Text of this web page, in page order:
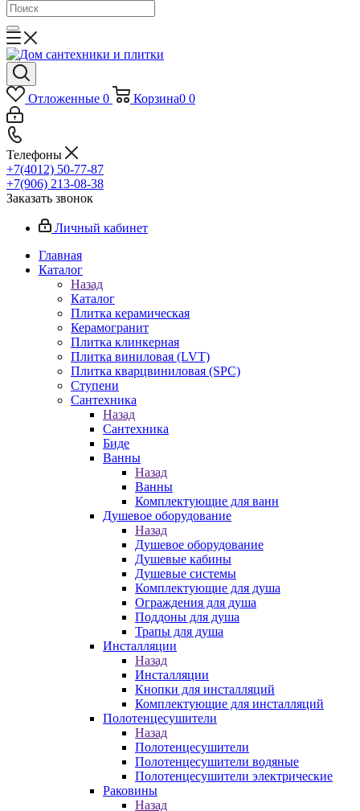
Отложенные 0 Корзина0 0
Телефоны
+7(4012) 50-77-87
+7(906) 213-08-38
Заказать звонок
Личный кабинет
Главная
Каталог
Назад
Каталог
Плитка керамическая
Керамогранит
Плитка клинкерная
Плитка виниловая (LVT)
Плитка кварцвиниловая (SPC)
Ступени
Сантехника
Назад
Сантехника
Биде
Ванны
Назад
Ванны
Комплектующие для ванн
Душевое оборудование
Назад
Душевое оборудование
Душевые кабины
Душевые системы
Комплектующие для душа
Ограждения для душа
Поддоны для душа
Трапы для душа
Инсталляции
Назад
Инсталляции
Кнопки для инсталляций
Комплектующие для инсталляций
Полотенцесушители
Назад
Полотенцесушители
Полотенцесушители водяные
Полотенцесушители электрические
Раковины
Назад